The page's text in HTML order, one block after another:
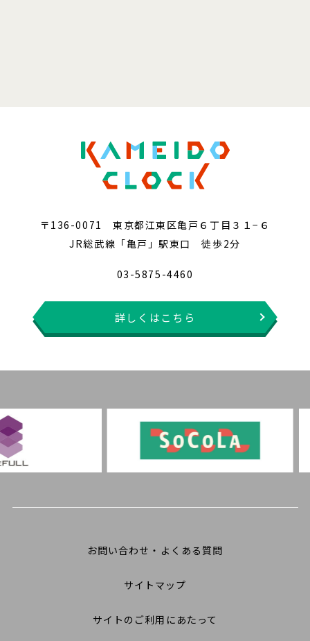
〒136-0071 東京都江東区亀戸６丁目３１−６
JR総武線「亀戸」駅東口 徒歩2分
03-5875-4460
詳しくはこちら
お問い合わせ・よくある質問
サイトマップ
サイトのご利用にあたって